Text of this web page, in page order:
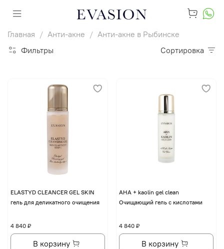
Главная Анти-акне
Анти-акне в Рыбинске
Фильтры
Сортировка
ELASTYD CLEANCER GEL SKIN
гель для деликатного очищения
4 840 ₽
В корзину
AHA + kaolin gel clean
Очищающий гель с кислотами
4 840 ₽
В корзину